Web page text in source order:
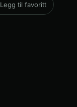
Legg til favoritt